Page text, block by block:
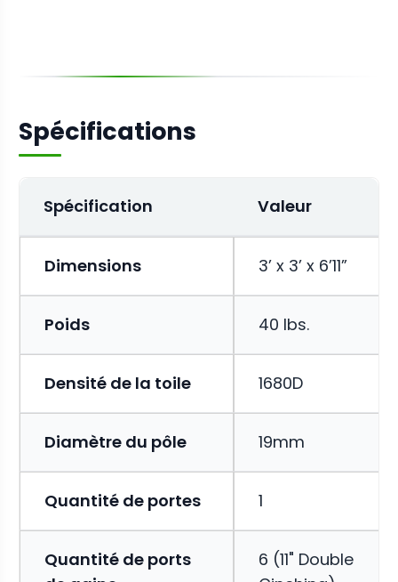
Spécifications
Spécification Valeur
Dimensions 3’ x 3’ x 6’11”
Poids 40 lbs.
Densité de la toile 1680D
Diamètre du pôle 19mm
Quantité de portes 1
Quantité de ports
6 (11" Double